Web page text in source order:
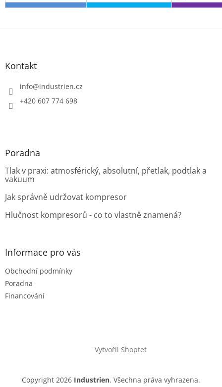
Z
Kontakt
info@industrien.cz
+420 607 774 698
Poradna
Tlak v praxi: atmosférický, absolutní, přetlak, podtlak a
vakuum
Jak správně udržovat kompresor
Hlučnost kompresorů - co to vlastně znamená?
Informace pro vás
Obchodní podmínky
Poradna
Financování
Vytvořil Shoptet
Copyright 2026 Industrien. Všechna práva vyhrazena.